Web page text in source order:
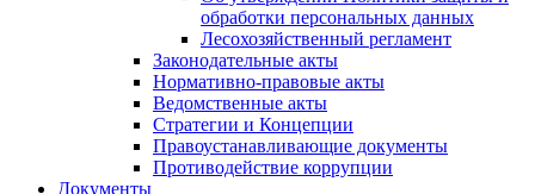
обработки персональных данных
Лесохозяйственный регламент
Законодательные акты
Нормативно-правовые акты
Ведомственные акты
Стратегии и Концепции
Правоустанавливающие документы
Противодействие коррупции
Документы